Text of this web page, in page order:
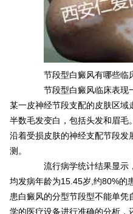
节段型白癜风有哪些临
节段型白癜风临床表现
某一皮神经节段支配的皮肤区域
半数毛发变白，包括头发和眉毛
沿着受损皮肤的神经支配节段发
测。
流行病学统计结果显示
均发病年龄为15.45岁,约80%的
患白癜风的分型节段型不能单
学的医疗设备进行准确的分析，